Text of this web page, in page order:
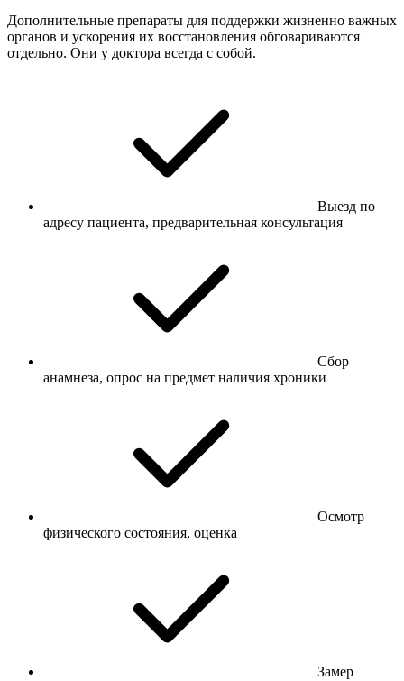
Дополнительные препараты для поддержки жизненно важных
органов и ускорения их восстановления обговариваются
отдельно. Они у доктора всегда с собой.
Выезд по
адресу пациента, предварительная консультация
Сбор
анамнеза, опрос на предмет наличия хроники
Осмотр
физического состояния, оценка
Замер